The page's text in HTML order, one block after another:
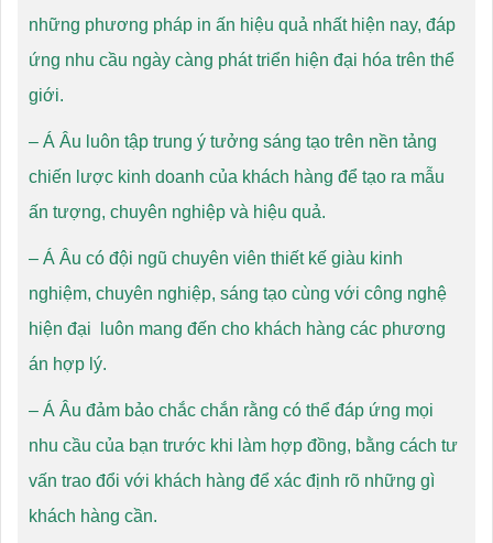
những phương pháp in ấn hiệu quả nhất hiện nay, đáp
ứng nhu cầu ngày càng phát triển hiện đại hóa trên thể
giới.
– Á Âu luôn tập trung ý tưởng sáng tạo trên nền tảng
chiến lược kinh doanh của khách hàng để tạo ra mẫu
ấn tượng, chuyên nghiệp và hiệu quả.
– Á Âu có đội ngũ chuyên viên thiết kế giàu kinh
nghiệm, chuyên nghiệp, sáng tạo cùng với công nghệ
hiện đại luôn mang đến cho khách hàng các phương
án hợp lý.
– Á Âu đảm bảo chắc chắn rằng có thể đáp ứng mọi
nhu cầu của bạn trước khi làm hợp đồng, bằng cách tư
vấn trao đổi với khách hàng để xác định rõ những gì
khách hàng cần.